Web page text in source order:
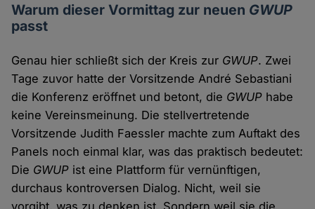
Warum dieser Vormittag zur neuen GWUP
passt
Genau hier schließt sich der Kreis zur GWUP. Zwei
Tage zuvor hatte der Vorsitzende André Sebastiani
die Konferenz eröffnet und betont, die GWUP habe
keine Vereinsmeinung. Die stellvertretende
Vorsitzende Judith Faessler machte zum Auftakt des
Panels noch einmal klar, was das praktisch bedeutet:
Die GWUP ist eine Plattform für vernünftigen,
durchaus kontroversen Dialog. Nicht, weil sie
vorgibt, was zu denken ist. Sondern weil sie die